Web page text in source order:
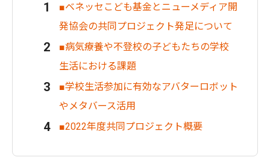
■ベネッセこども基金とニューメディア開
発協会の共同プロジェクト発足について
■病気療養や不登校の子どもたちの学校
生活における課題
■学校生活参加に有効なアバターロボット
やメタバース活用
■2022年度共同プロジェクト概要